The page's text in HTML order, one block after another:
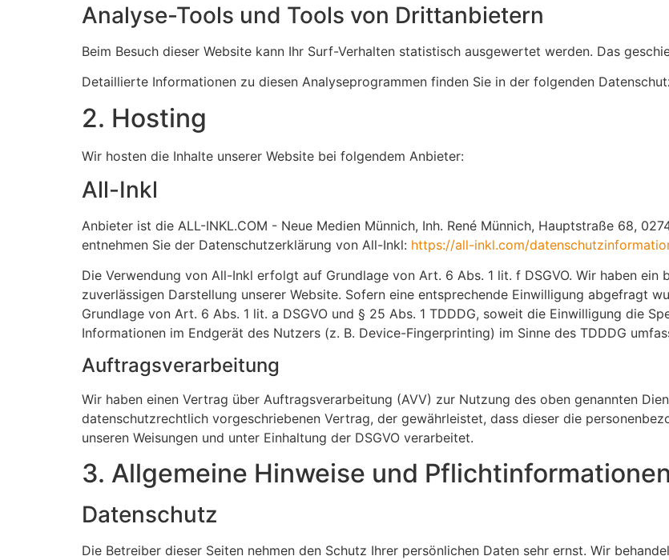
Analyse-Tools und Tools von Dritt­anbietern
Beim Besuch dieser Website kann Ihr Surf-Verhalten statistisch ausgewertet werden. Das
Detaillierte Informationen zu diesen Analyseprogrammen finden Sie in der folgenden
2. Hosting
Wir hosten die Inhalte unserer Website bei folgendem Anbieter:
All-Inkl
Anbieter ist die ALL-INKL.COM - Neue Medien Münnich, Inh. René Münnich, Hauptstraße 68,
entnehmen Sie der Datenschutzerklärung von All-Inkl: https://all-inkl.com/
Die Verwendung von All-Inkl erfolgt auf Grundlage von Art. 6 Abs. 1 lit. f DSGVO. Wir haben ein
zuverlässigen Darstellung unserer Website. Sofern eine entsprechende Einwilligung abgefragt
Grundlage von Art. 6 Abs. 1 lit. a DSGVO und § 25 Abs. 1 TDDDG, soweit die Einwilligung die
Informationen im Endgerät des Nutzers (z. B. Device-Fingerprinting) im Sinne des TDDDG
Auftragsverarbeitung
Wir haben einen Vertrag über Auftragsverarbeitung (AVV) zur Nutzung des oben genannten
datenschutzrechtlich vorgeschriebenen Vertrag, der gewährleistet, dass dieser die
unseren Weisungen und unter Einhaltung der DSGVO verarbeitet.
3. Allgemeine Hinweise und Pflicht­informationen
Datenschutz
Die Betreiber dieser Seiten nehmen den Schutz Ihrer persönlichen Daten sehr ernst. Wir